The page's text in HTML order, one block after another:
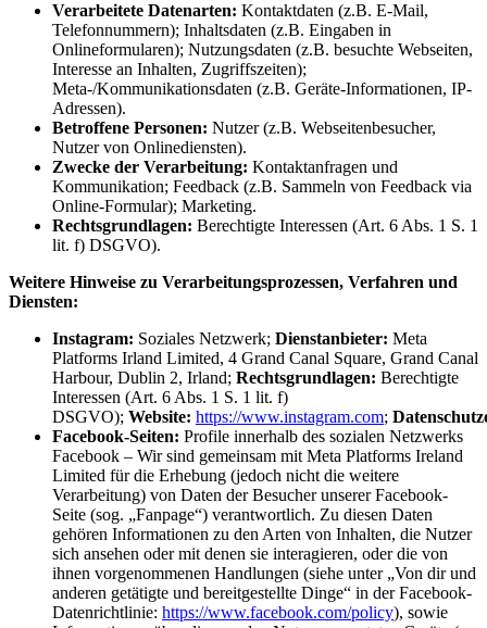
Verarbeitete Datenarten: Kontaktdaten (z.B. E-Mail,
Telefonnummern); Inhaltsdaten (z.B. Eingaben in
Onlineformularen); Nutzungsdaten (z.B. besuchte Webseiten,
Interesse an Inhalten, Zugriffszeiten);
Meta-/Kommunikationsdaten (z.B. Geräte-Informationen, IP-
Adressen).
Betroffene Personen: Nutzer (z.B. Webseitenbesucher,
Nutzer von Onlinediensten).
Zwecke der Verarbeitung: Kontaktanfragen und
Kommunikation; Feedback (z.B. Sammeln von Feedback via
Online-Formular); Marketing.
Rechtsgrundlagen: Berechtigte Interessen (Art. 6 Abs. 1 S. 1
lit. f) DSGVO).
Weitere Hinweise zu Verarbeitungsprozessen, Verfahren und
Diensten:
Instagram: Soziales Netzwerk; Dienstanbieter: Meta
Platforms Irland Limited, 4 Grand Canal Square, Grand Canal
Harbour, Dublin 2, Irland; Rechtsgrundlagen: Berechtigte
Interessen (Art. 6 Abs. 1 S. 1 lit. f)
DSGVO); Website: https://www.instagram.com;
Facebook-Seiten: Profile innerhalb des sozialen Netzwerks
Facebook – Wir sind gemeinsam mit Meta Platforms Ireland
Limited für die Erhebung (jedoch nicht die weitere
Verarbeitung) von Daten der Besucher unserer Facebook-
Seite (sog. „Fanpage“) verantwortlich. Zu diesen Daten
gehören Informationen zu den Arten von Inhalten, die Nutzer
sich ansehen oder mit denen sie interagieren, oder die von
ihnen vorgenommenen Handlungen (siehe unter „Von dir und
anderen getätigte und bereitgestellte Dinge“ in der Facebook-
Datenrichtlinie: https://www.facebook.com/policy), sowie